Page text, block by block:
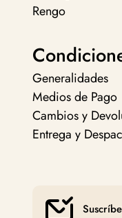
Rengo
Generalidades
Medios de Pago
Cambios y
Entrega y